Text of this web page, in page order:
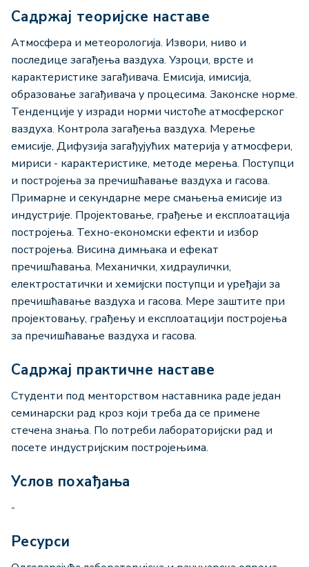
Садржај теоријске наставе
Атмосфера и метеорологија. Извори, ниво и
последице загађења ваздуха. Узроци, врсте и
карактеристике загађивача. Емисија, имисија,
образовање загађивача у процесима. Законске норме.
Тенденције у изради норми чистоће атмосферског
ваздуха. Контрола загађења ваздуха. Мерење
емисије, Дифузија загађујућих материја у атмосфери,
мириси - карактеристике, методе мерења. Поступци
и постројења за пречишћавање ваздуха и гасова.
Примарне и секундарне мере смањења емисије из
индустрије. Пројектовање, грађење и експлоатација
постројења. Техно-економски ефекти и избор
постројења. Висина димњака и ефекат
пречишћавања. Механички, хидраулички,
електростатички и хемијски поступци и уређаји за
пречишћавање ваздуха и гасова. Мере заштите при
пројектовању, грађењу и експлоатацији постројења
за пречишћавање ваздуха и гасова.
Садржај практичне наставе
Студенти под менторством наставника раде један
семинарски рад кроз који треба да се примене
стечена знања. По потреби лабораторијски рад и
посете индустријским постројењима.
Услов похађања
-
Ресурси